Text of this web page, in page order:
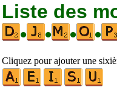
Liste des
•
• • •
Cliquez pour ajouter une